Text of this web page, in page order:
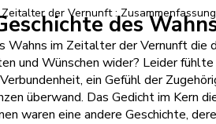
der Vernunft : Zusammenfassung
des
im Zeitalter der Vernunft
und Wünschen wider? Leider
ein Gefühl der
überwand. Das Gedicht im Kern
waren eine andere Geschichte,